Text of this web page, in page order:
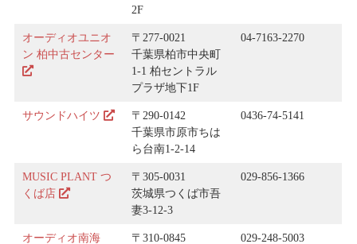
2F
オーディオユニオ
ン 柏中古センター
〒277-0021
千葉県柏市中央町
1-1 柏セントラル
プラザ地下1F
04-7163-2270
サウンドハイツ
〒290-0142
千葉県市原市ちは
ら台南1-2-14
0436-74-5141
MUSIC PLANT つ
くば店
〒305-0031
茨城県つくば市吾
妻3-12-3
029-856-1366
オーディオ南海 〒310-0845 029-248-5003